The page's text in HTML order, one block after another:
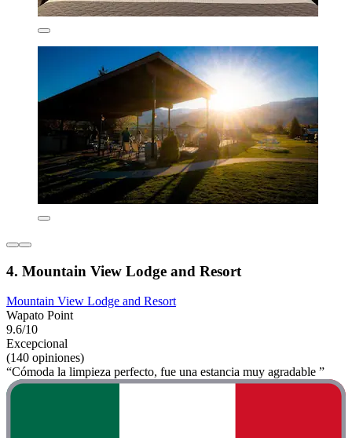
4. Mountain View Lodge and Resort
Mountain View Lodge and Resort
Wapato Point
9.6/10
Excepcional
(140 opiniones)
“Cómoda la limpieza perfecto, fue una estancia muy agradable ”